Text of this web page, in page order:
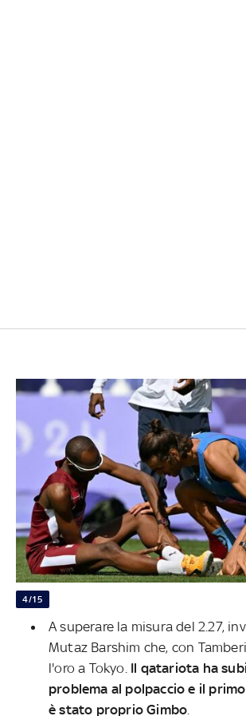
4/15
A superare la misura del 2.27,
Mutaz Barshim che, con
l'oro a Tokyo. Il qatariota ha
problema al polpaccio e il
è stato proprio Gimbo